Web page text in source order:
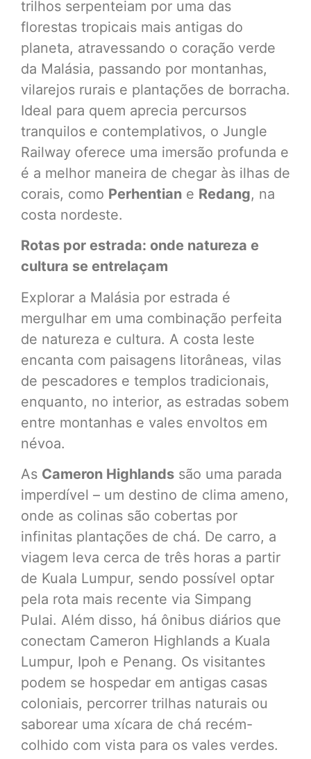
trilhos serpenteiam por uma das
florestas tropicais mais antigas do
planeta, atravessando o coração verde
da Malásia, passando por montanhas,
vilarejos rurais e plantações de borracha.
Ideal para quem aprecia percursos
tranquilos e contemplativos, o Jungle
Railway oferece uma imersão profunda e
é a melhor maneira de chegar às ilhas de
corais, como Perhentian e Redang, na
costa nordeste.
Rotas por estrada: onde natureza e
cultura se entrelaçam
Explorar a Malásia por estrada é
mergulhar em uma combinação perfeita
de natureza e cultura. A costa leste
encanta com paisagens litorâneas, vilas
de pescadores e templos tradicionais,
enquanto, no interior, as estradas sobem
entre montanhas e vales envoltos em
névoa.
As Cameron Highlands são uma parada
imperdível – um destino de clima ameno,
onde as colinas são cobertas por
infinitas plantações de chá. De carro, a
viagem leva cerca de três horas a partir
de Kuala Lumpur, sendo possível optar
pela rota mais recente via Simpang
Pulai. Além disso, há ônibus diários que
conectam Cameron Highlands a Kuala
Lumpur, Ipoh e Penang. Os visitantes
podem se hospedar em antigas casas
coloniais, percorrer trilhas naturais ou
saborear uma xícara de chá recém-
colhido com vista para os vales verdes.